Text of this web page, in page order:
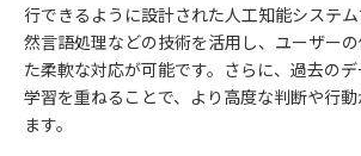
行できるように設計された人工知能システ
然言語処理などの技術を活用し、ユーザー
た柔軟な対応が可能です。さらに、過去の
学習を重ねることで、より高度な判断や行
ます。